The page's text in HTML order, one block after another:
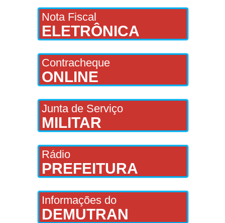
Nota Fiscal
ELETRÔNICA
Contracheque
ONLINE
Junta de Serviço
MILITAR
Rádio
PREFEITURA
Informações do
DEMUTRAN